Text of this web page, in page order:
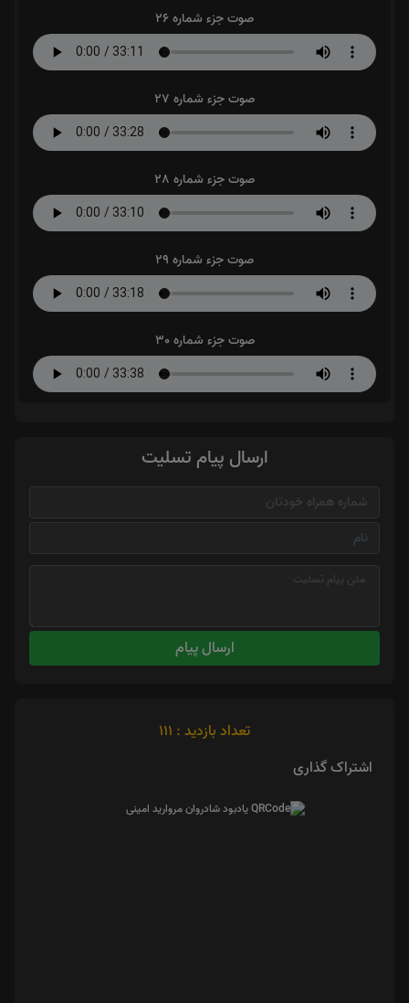
صوت جزء شماره 26
صوت جزء شماره 27
صوت جزء شماره 28
صوت جزء شماره 29
صوت جزء شماره 30
ارسال پیام تسلیت
ارسال پیام
تعداد بازدید : 111
اشتراک گذاری